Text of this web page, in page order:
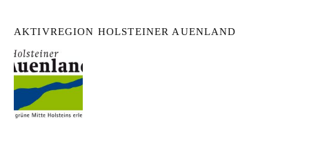
AKTIVREGION HOLSTEINER AUENLAND